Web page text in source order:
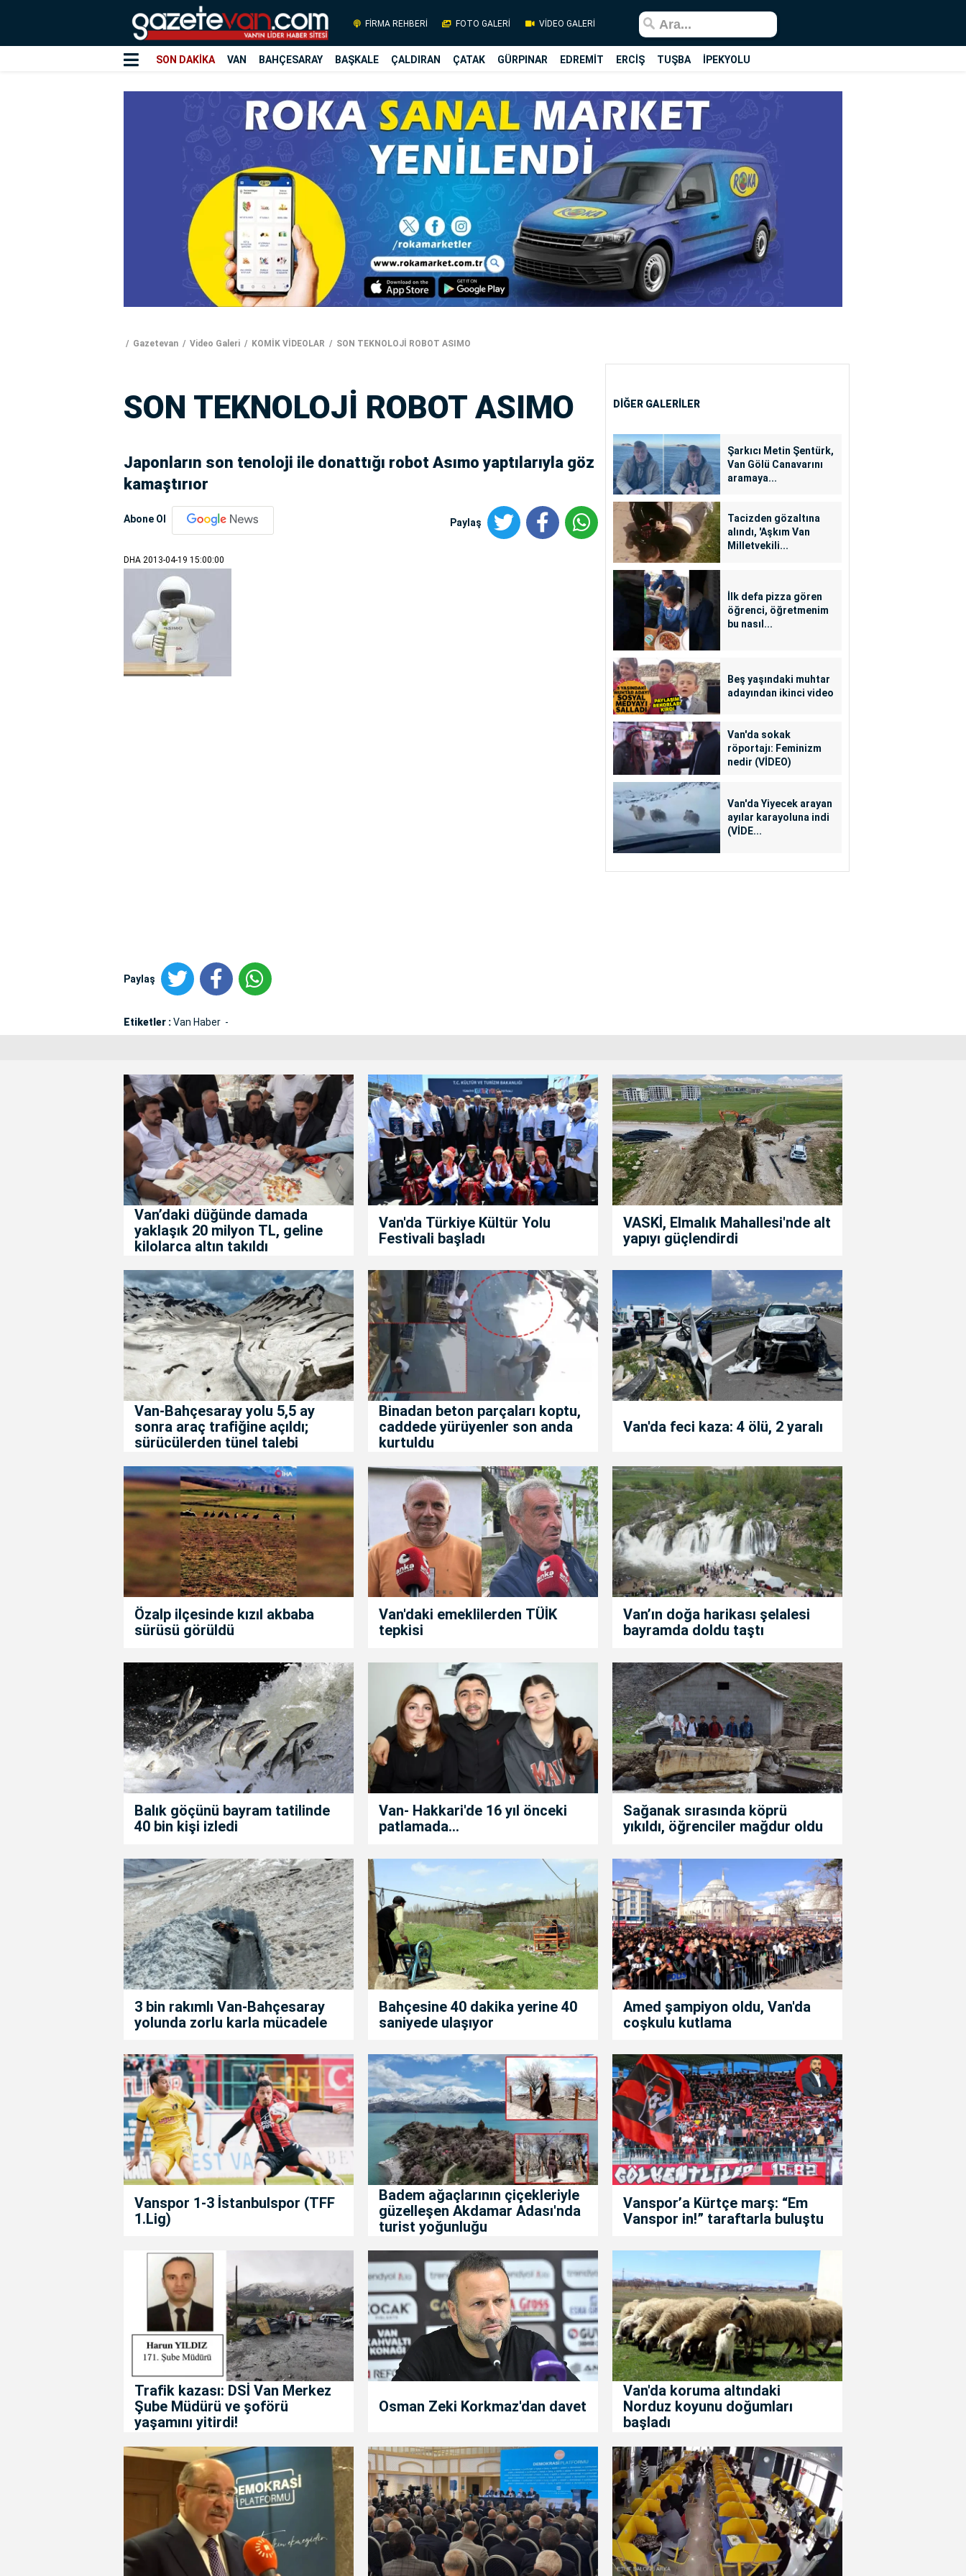
FİRMA REHBERİ FOTO GALERİ VİDEO GALERİ
SON DAKİKA VAN BAHÇESARAY BAŞKALE ÇALDIRAN ÇATAK GÜRPINAR EDREMİT ERCİŞ TUŞBA İPEKYOLU
Gazetevan Video Galeri KOMİK VİDEOLAR SON TEKNOLOJİ ROBOT ASIMO
SON TEKNOLOJİ ROBOT ASIMO
Japonların son tenoloji ile donattığı robot Asımo yaptılarıyla göz
kamaştırıor
Abone Ol Paylaş
DHA 2013-04-19 15:00:00
Paylaş
Etiketler :Van Haber
DİĞER GALERİLER
Şarkıcı Metin Şentürk,
Van Gölü Canavarını
aramaya...
Tacizden gözaltına
alındı, 'Aşkım Van
Milletvekili...
İlk defa pizza gören
öğrenci, öğretmenim
bu nasıl...
Beş yaşındaki muhtar
adayından ikinci video
Van'da sokak
röportajı: Feminizm
nedir (VİDEO)
Van'da Yiyecek arayan
ayılar karayoluna indi
(VİDE...
Van’daki düğünde damada
yaklaşık 20 milyon TL, geline
kilolarca altın takıldı
Van'da Türkiye Kültür Yolu
Festivali başladı
VASKİ, Elmalık Mahallesi'nde alt
yapıyı güçlendirdi
Van-Bahçesaray yolu 5,5 ay
sonra araç trafiğine açıldı;
sürücülerden tünel talebi
Binadan beton parçaları koptu,
caddede yürüyenler son anda
kurtuldu
Van'da feci kaza: 4 ölü, 2 yaralı
Özalp ilçesinde kızıl akbaba
sürüsü görüldü
Van'daki emeklilerden TÜİK
tepkisi
Van’ın doğa harikası şelalesi
bayramda doldu taştı
Balık göçünü bayram tatilinde
40 bin kişi izledi
Van- Hakkari'de 16 yıl önceki
patlamada...
Sağanak sırasında köprü
yıkıldı, öğrenciler mağdur oldu
3 bin rakımlı Van-Bahçesaray
yolunda zorlu karla mücadele
Bahçesine 40 dakika yerine 40
saniyede ulaşıyor
Amed şampiyon oldu, Van'da
coşkulu kutlama
Vanspor 1-3 İstanbulspor (TFF
1.Lig)
Badem ağaçlarının çiçekleriyle
güzelleşen Akdamar Adası'nda
turist yoğunluğu
Vanspor’a Kürtçe marş: “Em
Vanspor in!” taraftarla buluştu
Trafik kazası: DSİ Van Merkez
Şube Müdürü ve şoförü
yaşamını yitirdi!
Osman Zeki Korkmaz'dan davet
Van'da koruma altındaki
Norduz koyunu doğumları
başladı